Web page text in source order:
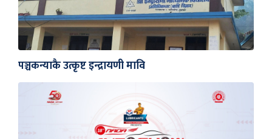
पञ्चकन्याकै उत्कृष्ट इन्द्रायणी मावि